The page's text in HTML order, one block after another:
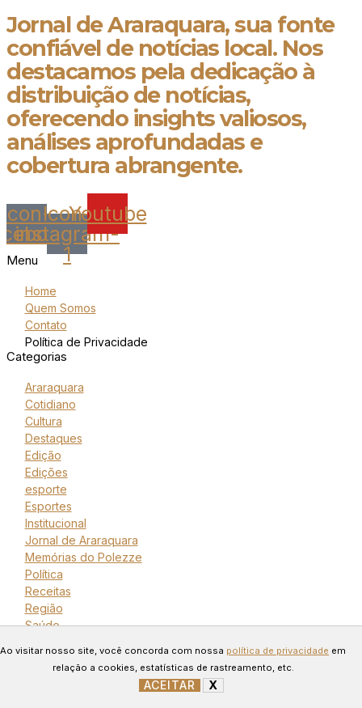
Jornal de Araraquara, sua fonte
confiável de notícias local. Nos
destacamos pela dedicação à
distribuição de notícias,
oferecendo insights valiosos,
análises aprofundadas e
cobertura abrangente.
Icon-Icon-
instagram-
1
Youtube
Menu
Home
Quem Somos
Contato
Política de Privacidade
Categorias
Araraquara
Cotidiano
Cultura
Destaques
Edição
Edições
esporte
Esportes
Institucional
Jornal de Araraquara
Memórias do Polezze
Política
Receitas
Região
Saúde
Copyright © 2024 Todos os
direitos reservados. Desenvolvido
por Connect Web Marketing.
Ao visitar nosso site, você concorda com nossa política de privacidade em
relação a cookies, estatísticas de rastreamento, etc.
ACEITAR X
GERENCIAR COOKIES